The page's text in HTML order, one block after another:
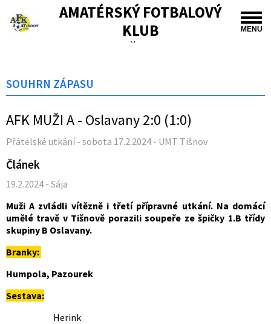
MENU
AMATÉRSKÝ FOTBALOVÝ
KLUB
TIŠNOV
SOUHRN ZÁPASU
AFK MUŽI A - Oslavany 2:0 (1:0)
Přátelské utkání - sobota 17.2.2024 - UMT Tišnov
Článek
19.2.2024 - Sája
Muži A zvládli vítězně i třetí přípravné utkání. Na domácí
umělé travě v Tišnově porazili soupeře ze špičky 1.B třídy
skupiny B Oslavany.
Branky:
Humpola, Pazourek
Sestava:
Herink